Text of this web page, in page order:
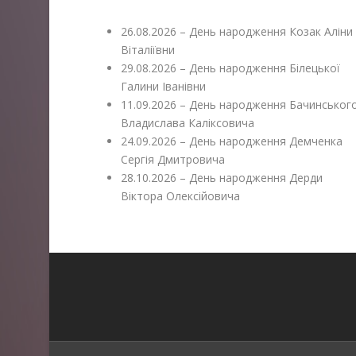
26.08.2026 – День народження Козак Аліни
Віталіївни
29.08.2026 – День народження Білецької
Галини Іванівни
11.09.2026 – День народження
Владислава Каліксовича
24.09.2026 – День народження Демченка
Сергія Дмитровича
28.10.2026 – День народження Дерди
Віктора Олексійовича